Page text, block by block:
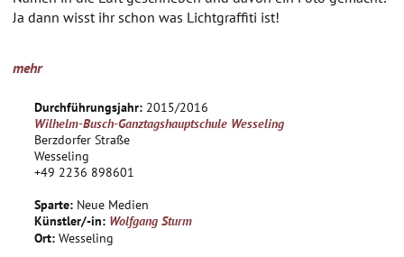
Ja dann wisst ihr schon was Lichtgraffiti ist!
können wir die Wirklichkeit manipulieren: Wir schießen nur
zum Astronaut, Star Wars-Jedi Ritter mit Lichtschwert, Monster
oder Drachen; Durch Lichtgraffiti kannst du Blitze schleudern,
fliegen oder bekommst einen dritten, riesigen Arm dazu.
(Fast) Alles ist möglich - die Grenze ist nur deine Fantasie!
Zusätzlich gibt es eine Nacht-Exkursion an einen
ungewöhnlichen Ort und vielleicht machen wir sogar einen
mehr
Durchführungsjahr: 2015/2016
Wilhelm-Busch-Ganztagshauptschule Wesseling
Berzdorfer Straße
Wesseling
+49 2236 898601
Sparte: Neue Medien
Künstler/-in: Wolfgang Sturm
Ort: Wesseling